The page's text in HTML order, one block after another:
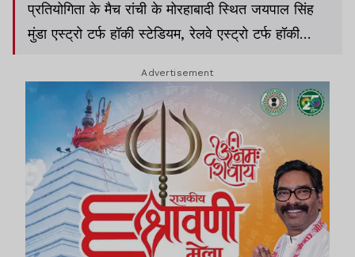
प्रतियोगिता के मैच रांची के मोरहाबादी स्थित जयपाल सिंह
मुंडा एस्ट्रो टर्फ हॉकी स्टेडियम, रेलवे एस्ट्रो टर्फ हॉकी
Advertisement